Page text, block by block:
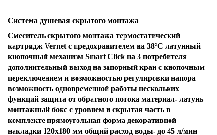
Система душевая скрытого монтажа
Смеситель скрытого монтажа термостатический
картридж Vernet с предохранителем на 38°C латунный
кнопочный механизм Smart Click на 3 потребителя
дополнительный выход на запорный кран с кнопочным
переключением и возможностью регулировки напора
возможность одновременной работы нескольких
функций защита от обратного потока материал- латунь
монтажный бокс с уровнем и скрытая часть в
комплекте прямоугольная форма декоративной
накладки 120х180 мм общий расход воды- до 45 л/мин